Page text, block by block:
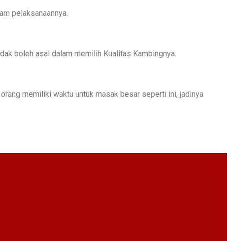
pelaksanaannya.​
boleh asal dalam memilih Kualitas Kambingnya.
memiliki waktu untuk masak besar seperti ini, jadinya